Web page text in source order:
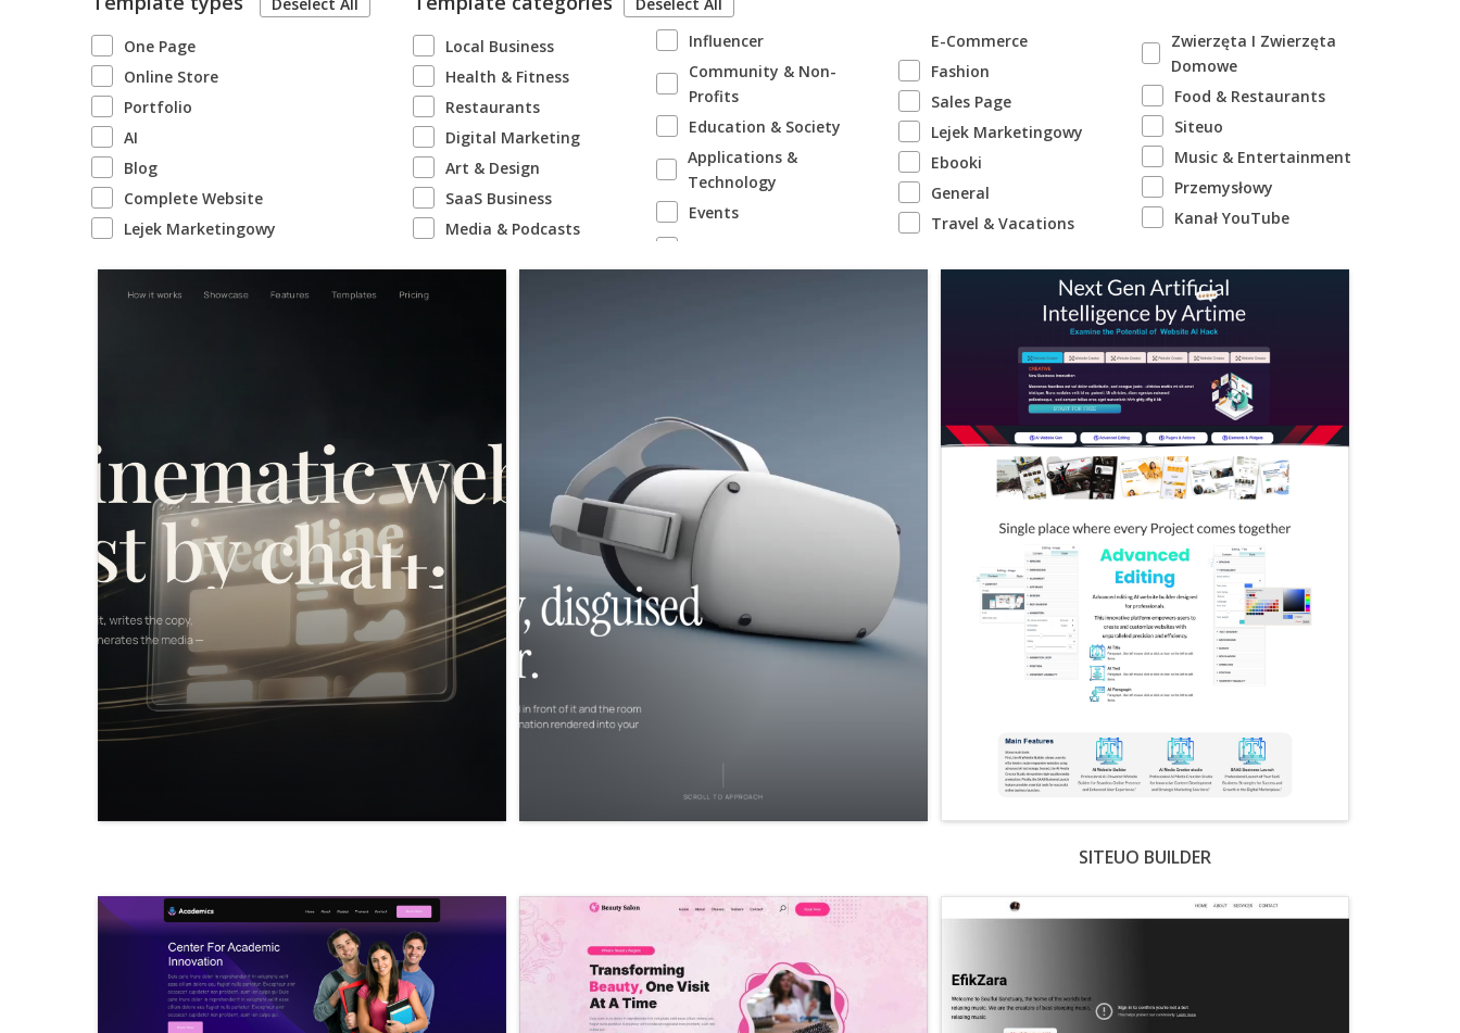
One Page
Online Store
Portfolio
AI
Blog
Complete Website
Lejek Marketingowy
Local Business
Health & Fitness
Restaurants
Digital Marketing
Art & Design
SaaS Business
Media & Podcasts
Influencer
Community & Non-
Profits
Education & Society
Applications &
Technology
Events
E-Commerce
Fashion
Sales Page
Lejek Marketingowy
Ebooki
General
Travel & Vacations
Zwierzęta I Zwierzęta
Domowe
Food & Restaurants
Siteuo
Music & Entertainment
Przemysłowy
Kanał YouTube
SITEUO BUILDER